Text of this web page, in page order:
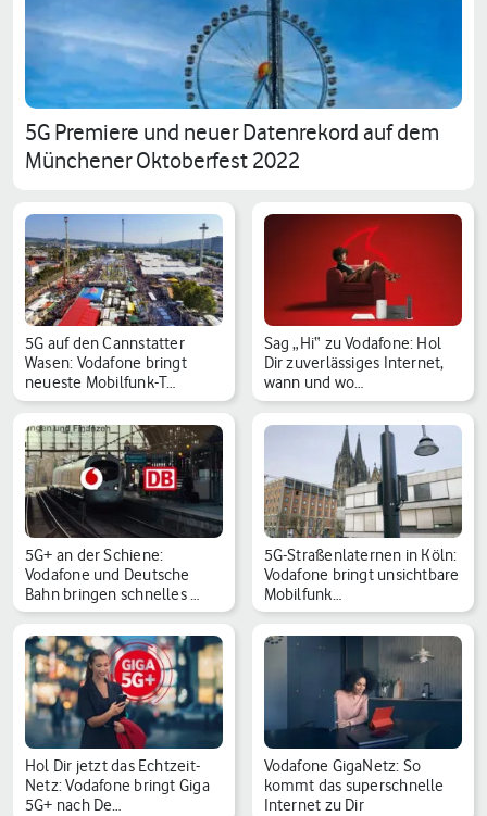
5G Premiere und neuer Datenrekord auf dem
Münchener Oktoberfest 2022
5G auf den Cannstatter
Wasen: Vodafone bringt
neueste Mobilfunk-T…
Sag „Hi“ zu Vodafone: Hol
Dir zuverlässiges Internet,
wann und wo…
5G+ an der Schiene:
Vodafone und Deutsche
Bahn bringen schnelles …
5G-Straßenlaternen in Köln:
Vodafone bringt unsichtbare
Mobilfunk…
Hol Dir jetzt das Echtzeit-
Netz: Vodafone bringt Giga
5G+ nach De…
Vodafone GigaNetz: So
kommt das superschnelle
Internet zu Dir